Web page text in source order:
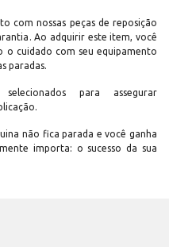
com nossas peças de reposição
Ao adquirir este item, você
o cuidado com seu equipamento
paradas.
para assegurar
não fica parada e você ganha
importa: o sucesso da sua